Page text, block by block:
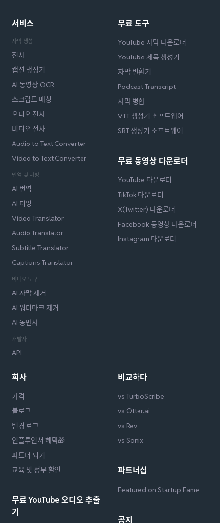
서비스
자막 생성
전사
캡션 생성기
AI 동영상 OCR
스크립트 매칭
오디오 전사
비디오 전사
Audio to Text Converter
Video to Text Converter
번역 및 더빙
AI 번역
AI 더빙
Video Translator
Audio Translator
Subtitle Translator
Captions Translator
비디오 도구
AI 자막 제거
AI 워터마크 제거
AI 동반자
개발자
API
무료 도구
YouTube 자막 다운로더
YouTube 제목 생성기
자막 변환기
Podcast Transcript
자막 병합
VTT 생성기 소프트웨어
SRT 생성기 소프트웨어
무료 동영상 다운로더
YouTube 다운로더
TikTok 다운로더
X(Twitter) 다운로더
Facebook 동영상 다운로더
Instagram 다운로더
회사
가격
블로그
변경 로그
인플루언서 혜택🎁
파트너 되기
교육 및 정부 할인
무료 YouTube 오디오 추출
기
비교하다
vs TurboScribe
vs Otter.ai
vs Rev
vs Sonix
파트너십
Featured on Startup Fame
공지